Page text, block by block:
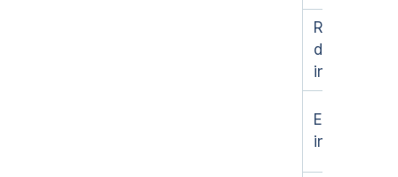
Rotación
de
inventario
Exactitud
inventario